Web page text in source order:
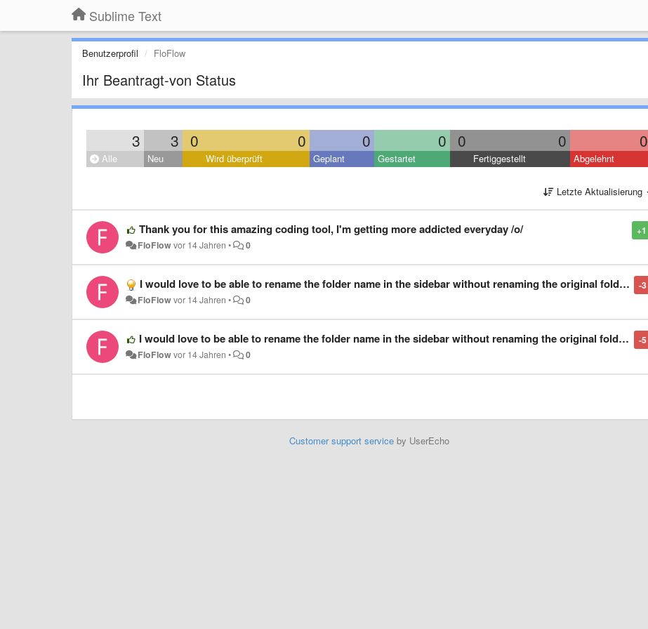
Sublime Text
Benutzerprofil FloFlow
Ihr Beantragt-von Status
3 3 0 0 0 0 0 0 0
Alle Neu Wird überprüft Geplant Gestartet Fertiggestellt Abgelehnt
Letzte Aktualisierung
+1
Thank you for this amazing coding tool, I'm getting more addicted everyday /o/
FloFlowvor 14 Jahren • 0
-3
I would love to be able to rename the folder name in the sidebar without renaming the original folder name
FloFlowvor 14 Jahren • 0
-5
I would love to be able to rename the folder name in the sidebar without renaming the original folder name
FloFlowvor 14 Jahren • 0
Customer support serviceby UserEcho